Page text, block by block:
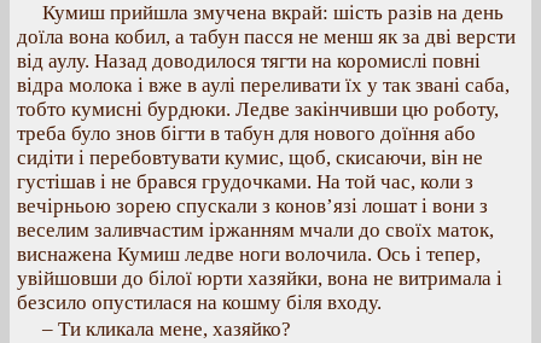
Кумиш прийшла змучена вкрай: шість разів на день
доїла вона кобил, а табун пасся не менш як за дві версти
від аулу. Назад доводилося тягти на коромислі повні
відра молока і вже в аулі переливати їх у так звані саба,
тобто кумисні бурдюки. Ледве закінчивши цю роботу,
треба було знов бігти в табун для нового доїння або
сидіти і перебовтувати кумис, щоб, скисаючи, він не
густішав і не брався грудочками. На той час, коли з
вечірньою зорею спускали з конов’язі лошат і вони з
веселим заливчастим іржанням мчали до своїх маток,
виснажена Кумиш ледве ноги волочила. Ось і тепер,
увійшовши до білої юрти хазяйки, вона не витримала і
безсило опустилася на кошму біля входу.
– Ти кликала мене, хазяйко?